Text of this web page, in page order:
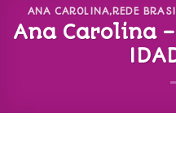
ANA CAROLINA,REDE
Ana Carolina –